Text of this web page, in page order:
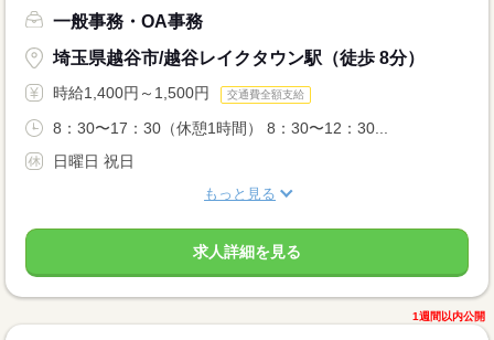
一般事務・OA事務
埼玉県越谷市/越谷レイクタウン駅（徒歩 8分）
時給1,400円～1,500円 交通費全額支給
8：30〜17：30（休憩1時間） 8：30〜12：30...
日曜日 祝日
もっと見る
求人詳細を見る
1週間以内公開